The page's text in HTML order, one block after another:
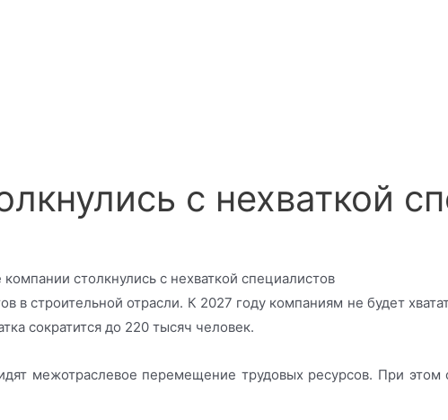
с нехваткой
строительной отрасли. К 2027 году компаниям не будет
сократится до 220 тысяч человек.
межотраслевое перемещение трудовых ресурсов. При этом